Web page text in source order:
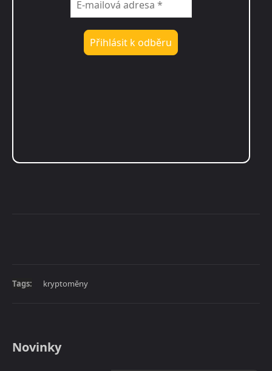
Tags: kryptoměny
Novinky